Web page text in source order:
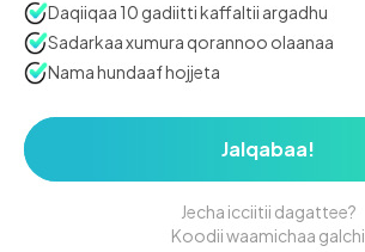
Daqiiqaa 10 gadiitti kaffaltii argadhu
Sadarkaa xumura qorannoo olaanaa
Nama hundaaf hojjeta
Jalqabaa!
Jecha icciitii dagattee?
Koodii waamichaa galchi